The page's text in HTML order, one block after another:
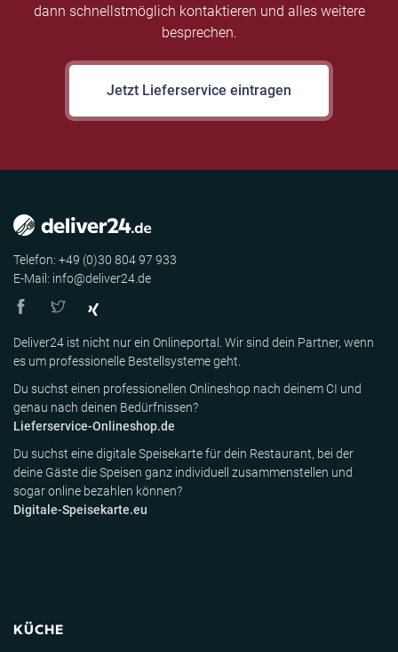
dann schnellstmöglich kontaktieren und alles weitere
besprechen.
Jetzt Lieferservice eintragen
Telefon: +49 (0)30 804 97 933
E-Mail: info@deliver24.de
Deliver24 ist nicht nur ein Onlineportal. Wir sind dein Partner, wenn
es um professionelle Bestellsysteme geht.
Du suchst einen professionellen Onlineshop nach deinem CI und
genau nach deinen Bedürfnissen?
Lieferservice-Onlineshop.de
Du suchst eine digitale Speisekarte für dein Restaurant, bei der
deine Gäste die Speisen ganz individuell zusammenstellen und
sogar online bezahlen können?
Digitale-Speisekarte.eu
KÜCHE